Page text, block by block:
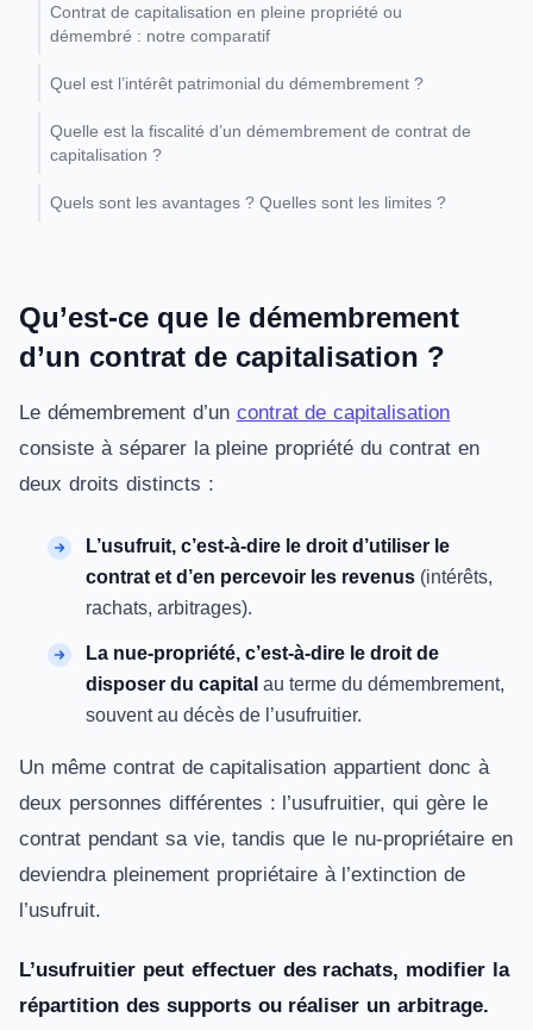
Contrat de capitalisation en pleine propriété ou
démembré : notre comparatif
Quel est l’intérêt patrimonial du démembrement ?
Quelle est la fiscalité d’un démembrement de contrat de
capitalisation ?
Quels sont les avantages ? Quelles sont les limites ?
Qu’est-ce que le démembrement
d’un contrat de capitalisation ?
Le démembrement d’un contrat de capitalisation
consiste à séparer la pleine propriété du contrat en
deux droits distincts :
L’usufruit, c’est-à-dire le droit d’utiliser le
contrat et d’en percevoir les revenus (intérêts,
rachats, arbitrages).
La nue-propriété, c’est-à-dire le droit de
disposer du capital au terme du démembrement,
souvent au décès de l’usufruitier.
Un même contrat de capitalisation appartient donc à
deux personnes différentes : l’usufruitier, qui gère le
contrat pendant sa vie, tandis que le nu-propriétaire en
deviendra pleinement propriétaire à l’extinction de
l’usufruit.
L’usufruitier peut effectuer des rachats, modifier la
répartition des supports ou réaliser un arbitrage.